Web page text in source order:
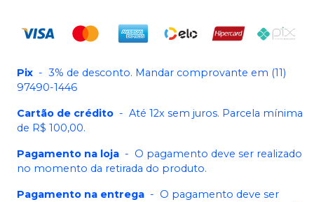
Pix - 3% de desconto. Mandar comprovante em (11)
97490-1446
Cartão de crédito - Até 12x sem juros. Parcela mínima
de R$ 100,00.
Pagamento na loja - O pagamento deve ser realizado
no momento da retirada do produto.
Pagamento na entrega - O pagamento deve ser